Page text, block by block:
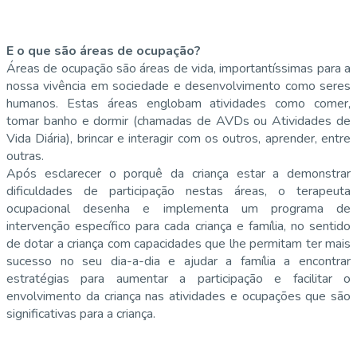
E o que são áreas de ocupação?
Áreas de ocupação são áreas de vida, importantíssimas para a
nossa vivência em sociedade e desenvolvimento como seres
humanos. Estas áreas englobam atividades como comer,
tomar banho e dormir (chamadas de AVDs ou Atividades de
Vida Diária), brincar e interagir com os outros, aprender, entre
outras.
Após esclarecer o porquê da criança estar a demonstrar
dificuldades de participação nestas áreas, o terapeuta
ocupacional desenha e implementa um programa de
intervenção específico para cada criança e família, no sentido
de dotar a criança com capacidades que lhe permitam ter mais
sucesso no seu dia-a-dia e ajudar a família a encontrar
estratégias para aumentar a participação e facilitar o
envolvimento da criança nas atividades e ocupações que são
significativas para a criança.